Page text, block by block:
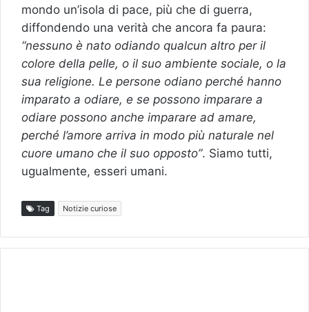
mondo un’isola di pace, più che di guerra,
diffondendo una verità che ancora fa paura:
“nessuno è nato odiando qualcun altro per il
colore della pelle, o il suo ambiente sociale, o la
sua religione. Le persone odiano perché hanno
imparato a odiare, e se possono imparare a
odiare possono anche imparare ad amare,
perché l’amore arriva in modo più naturale nel
cuore umano che il suo opposto”. Siamo tutti,
ugualmente, esseri umani.
Tag Notizie curiose